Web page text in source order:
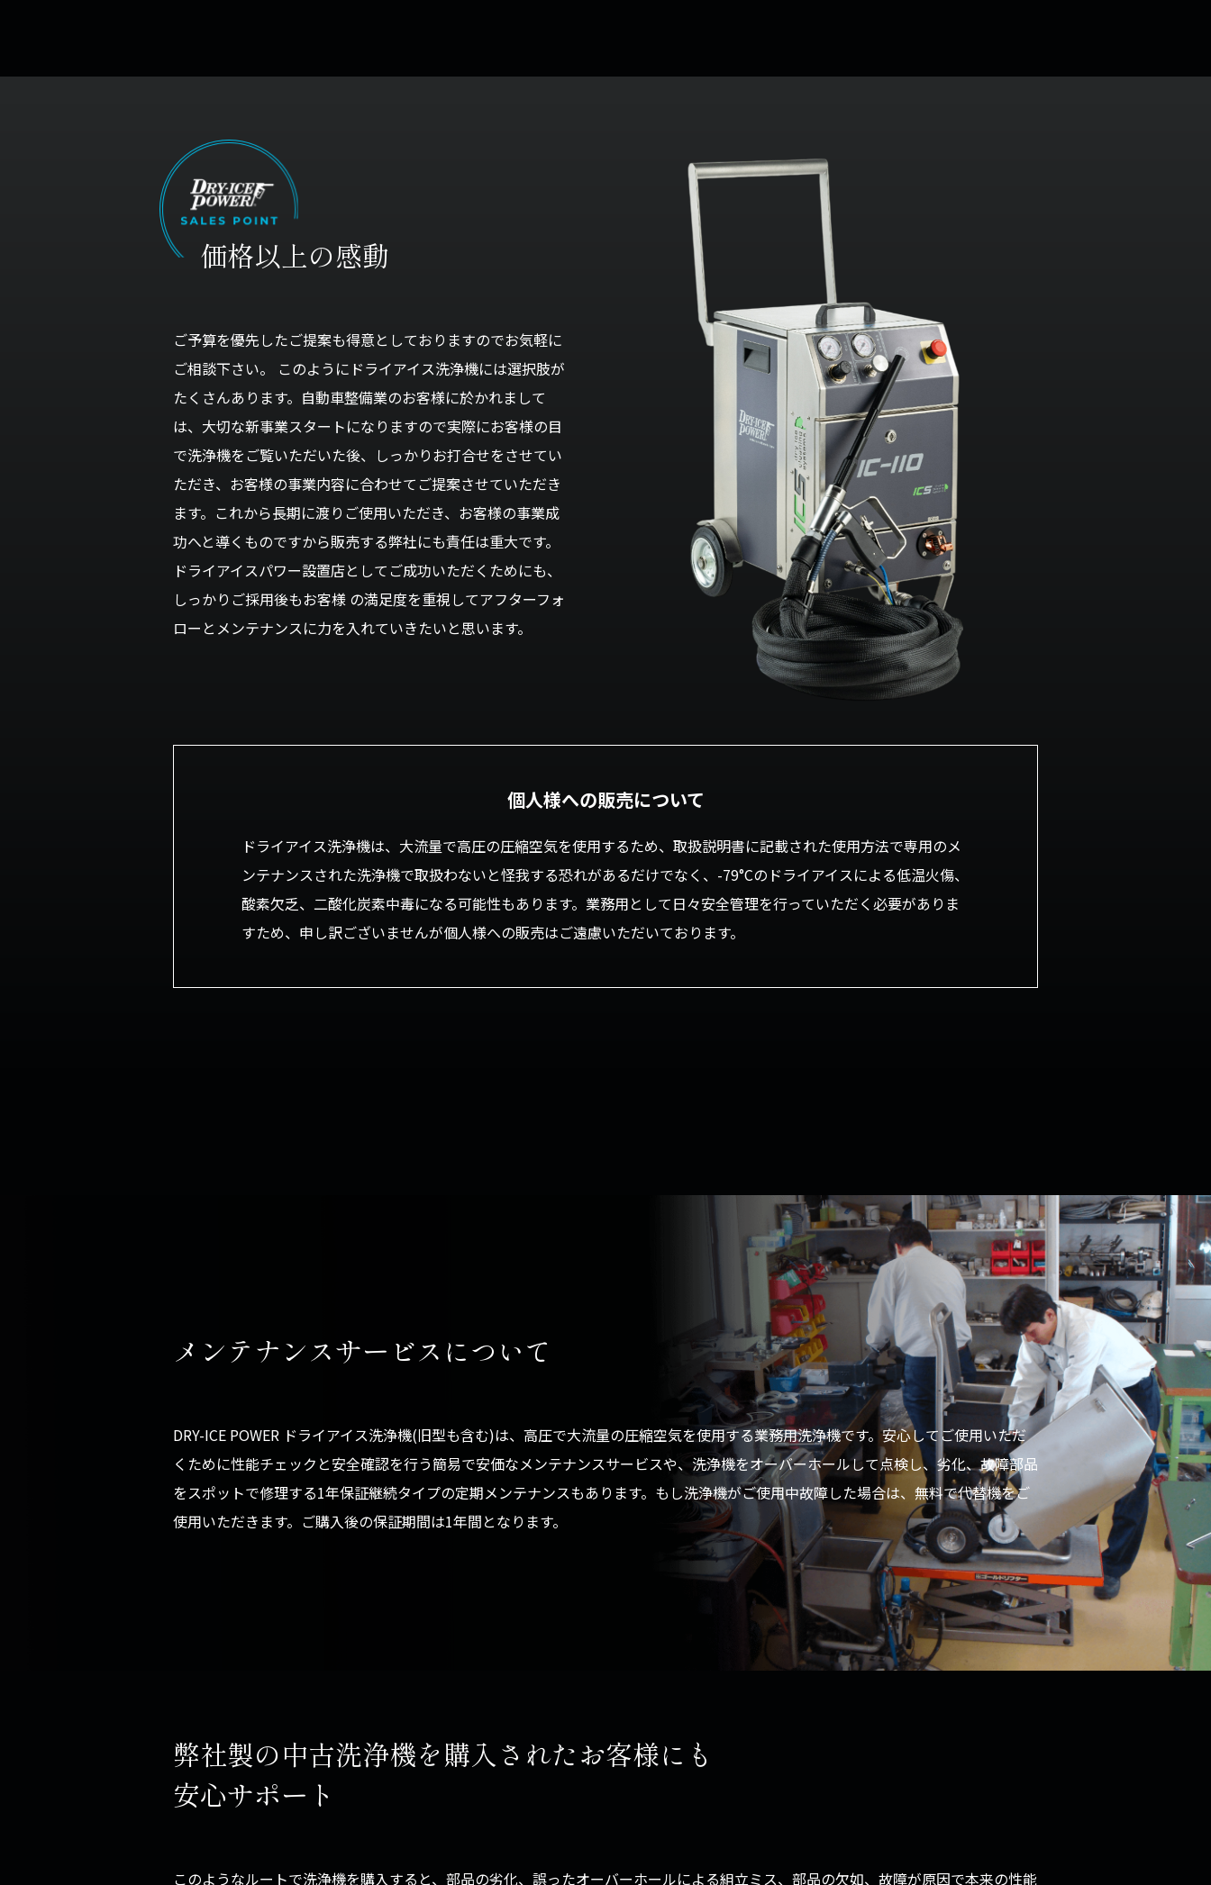
価格以上の感動
ご予算を優先したご提案も得意としておりますのでお気軽に
ご相談下さい。 このようにドライアイス洗浄機には選択肢が
たくさんあります。自動車整備業のお客様に於かれまして
は、大切な新事業スタートになりますので実際にお客様の目
で洗浄機をご覧いただいた後、しっかりお打合せをさせてい
ただき、お客様の事業内容に合わせてご提案させていただき
ます。これから長期に渡りご使用いただき、お客様の事業成
功へと導くものですから販売する弊社にも責任は重大です。
ドライアイスパワー設置店としてご成功いただくためにも、
しっかりご採用後もお客様 の満足度を重視してアフターフォ
ローとメンテナンスに力を入れていきたいと思います。
個人様への販売について
ドライアイス洗浄機は、大流量で高圧の圧縮空気を使用するため、取扱説明書に記載された使用方法で専用のメ
ンテナンスされた洗浄機で取扱わないと怪我する恐れがあるだけでなく、-79°Cのドライアイスによる低温火傷、
酸素欠乏、二酸化炭素中毒になる可能性もあります。業務用として日々安全管理を行っていただく必要がありま
すため、申し訳ございませんが個人様への販売はご遠慮いただいております。
メンテナンスサービスについて
DRY-ICE POWER ドライアイス洗浄機(旧型も含む)は、高圧で大流量の圧縮空気を使用する業務用洗浄機です。安心してご使用いただ
くために性能チェックと安全確認を行う簡易で安価なメンテナンスサービスや、洗浄機をオーバーホールして点検し、劣化、故障部品
をスポットで修理する1年保証継続タイプの定期メンテナンスもあります。もし洗浄機がご使用中故障した場合は、無料で代替機をご
使用いただきます。ご購入後の保証期間は1年間となります。
弊社製の中古洗浄機を購入されたお客様にも
安心サポート
このようなルートで洗浄機を購入すると、部品の劣化、誤ったオーバーホールによる組立ミス、部品の欠如、故障が原因で本来の性能